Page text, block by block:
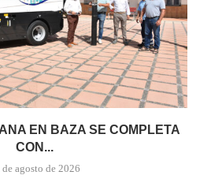
EN BAZA SE COMPLETA
CON...
de agosto de 2026